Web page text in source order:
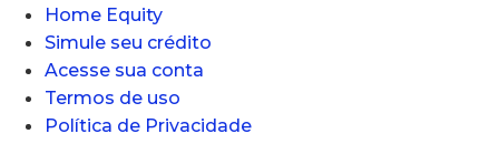
Home Equity
Simule seu crédito
Acesse sua conta
Termos de uso
Política de Privacidade